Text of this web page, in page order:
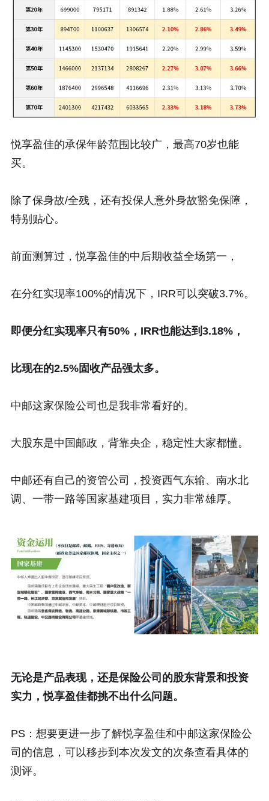
悦享盈佳的承保年龄范围比较广，最高70岁也能
买。
除了保身故/全残，还有投保人意外身故豁免保障，
特别贴心。
前面测算过，悦享盈佳的中后期收益全场第一，
在分红实现率100%的情况下，IRR可以突破3.7%。
即便分红实现率只有50%，IRR也能达到3.18%，
比现在的2.5%固收产品强太多。
中邮这家保险公司也是我非常看好的。
大股东是中国邮政，背靠央企，稳定性大家都懂。
中邮还有自己的资管公司，投资西气东输、南水北
调、一带一路等国家基建项目，实力非常雄厚。
无论是产品表现，还是保险公司的股东背景和投资
实力，悦享盈佳都挑不出什么问题。
PS：想要更进一步了解悦享盈佳和中邮这家保险公
司的信息，可以移步到本次发文的次条查看具体的
测评。